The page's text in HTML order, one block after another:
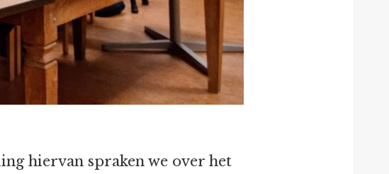
hiervan spraken we over het